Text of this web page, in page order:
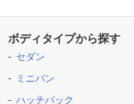
ボディタイプから探す
セダン
ミニバン
ハッチバック